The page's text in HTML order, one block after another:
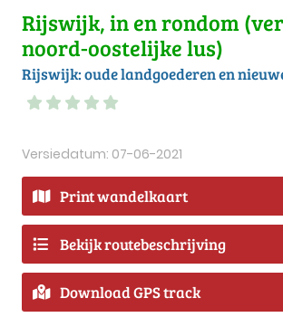
Rijswijk, in en rondom
noord-oostelijke lus)
Rijswijk: oude landgoederen en
Versiedatum: 07-06-2021
Print wandelkaart
Bekijk routebeschrijving
Download GPS track